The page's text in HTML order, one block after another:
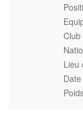
Club
Lieu